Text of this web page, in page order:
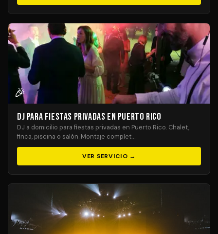
🎉
DJ para Fiestas Privadas en Puerto Rico
DJ a domicilio para fiestas privadas en Puerto Rico. Chalet,
finca, piscina o salón. Montaje complet…
VER SERVICIO →